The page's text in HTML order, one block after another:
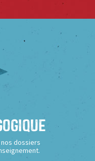
dossiers